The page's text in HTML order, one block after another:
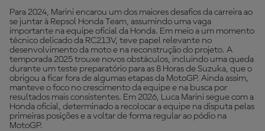
Para 2024, Marini encarou um dos maiores desafios da carreira ao
se juntar à Repsol Honda Team, assumindo uma vaga
importante na equipe oficial da Honda. Em meio a um momento
técnico delicado da RC213V, teve papel relevante no
desenvolvimento da moto e na reconstrução do projeto. A
temporada 2025 trouxe novos obstáculos, incluindo uma queda
durante um teste preparatório para as 8 Horas de Suzuka, que o
obrigou a ficar fora de algumas etapas da MotoGP. Ainda assim,
manteve o foco no crescimento da equipe e na busca por
resultados mais consistentes. Em 2026, Luca Marini segue com a
Honda oficial, determinado a recolocar a equipe na disputa pelas
primeiras posições e a voltar de forma regular ao pódio na
MotoGP.